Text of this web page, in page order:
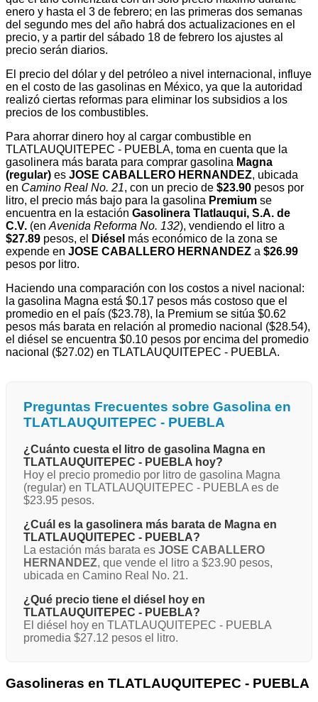
enero y hasta el 3 de febrero; en las primeras dos semanas
del segundo mes del año habrá dos actualizaciones en el
precio, y a partir del sábado 18 de febrero los ajustes al
precio serán diarios.
El precio del dólar y del petróleo a nivel internacional, influye
en el costo de las gasolinas en México, ya que la autoridad
realizó ciertas reformas para eliminar los subsidios a los
precios de los combustibles.
Para ahorrar dinero hoy al cargar combustible en
TLATLAUQUITEPEC - PUEBLA, toma en cuenta que la
gasolinera más barata para comprar gasolina Magna
(regular) es JOSE CABALLERO HERNANDEZ, ubicada
en Camino Real No. 21, con un precio de $23.90 pesos por
litro, el precio más bajo para la gasolina Premium se
encuentra en la estación Gasolinera Tlatlauqui, S.A. de
C.V. (en Avenida Reforma No. 132), vendiendo el litro a
$27.89 pesos, el Diésel más económico de la zona se
expende en JOSE CABALLERO HERNANDEZ a $26.99
pesos por litro.
Haciendo una comparación con los costos a nivel nacional:
la gasolina Magna está $0.17 pesos más costoso que el
promedio en el país ($23.78), la Premium se sitúa $0.62
pesos más barata en relación al promedio nacional ($28.54),
el diésel se encuentra $0.10 pesos por encima del promedio
nacional ($27.02) en TLATLAUQUITEPEC - PUEBLA.
Preguntas Frecuentes sobre Gasolina en
TLATLAUQUITEPEC - PUEBLA
¿Cuánto cuesta el litro de gasolina Magna en
TLATLAUQUITEPEC - PUEBLA hoy?
Hoy el precio promedio por litro de gasolina Magna
(regular) en TLATLAUQUITEPEC - PUEBLA es de
$23.95 pesos.
¿Cuál es la gasolinera más barata de Magna en
TLATLAUQUITEPEC - PUEBLA?
La estación más barata es JOSE CABALLERO
HERNANDEZ, que vende el litro a $23.90 pesos,
ubicada en Camino Real No. 21.
¿Qué precio tiene el diésel hoy en
TLATLAUQUITEPEC - PUEBLA?
El diésel hoy en TLATLAUQUITEPEC - PUEBLA
promedia $27.12 pesos el litro.
Gasolineras en TLATLAUQUITEPEC - PUEBLA